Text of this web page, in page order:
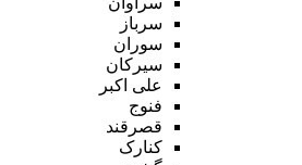
سرباز
سوران
سیرکان
علی اکبر
فنوج
قصرقند
کنارک